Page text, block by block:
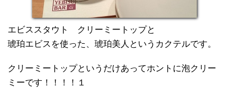
エビススタウト クリーミートップと
琥珀エビスを使った、琥珀美人というカクテルです。
クリーミートップというだけあってホントに泡クリー
ミーです！！！！１